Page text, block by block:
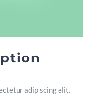
adipiscing elit.